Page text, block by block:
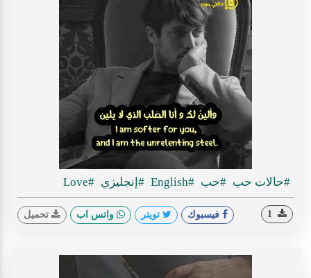
#حالات حب #حب #English #إنجليزي #Love
فيسبوك تويتر واتس اب تحميل